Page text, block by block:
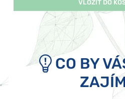
VLOŽIT DO
CO BY